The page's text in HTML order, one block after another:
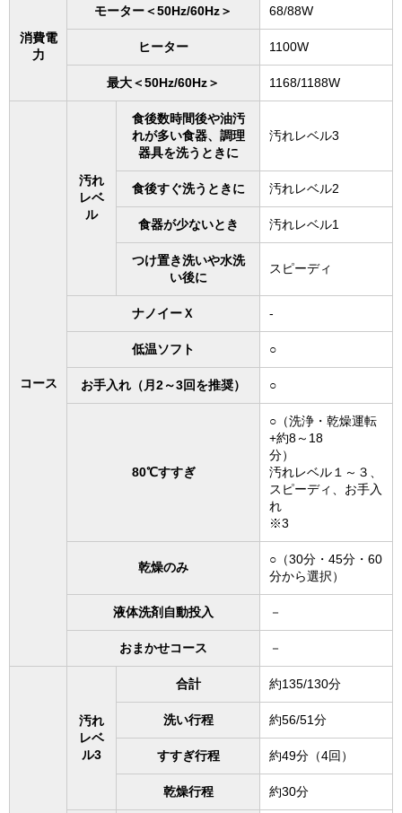
消費電
力
モーター＜50Hz/60Hz＞ 68/88W
ヒーター 1100W
最大＜50Hz/60Hz＞ 1168/1188W
コース
汚れ
レベ
ル
食後数時間後や油汚
れが多い食器、調理
器具を洗うときに
汚れレベル3
食後すぐ洗うときに 汚れレベル2
食器が少ないとき 汚れレベル1
つけ置き洗いや水洗
い後に
スピーディ
ナノイーＸ -
低温ソフト ○
お手入れ（月2～3回を推奨） ○
80℃すすぎ
○（洗浄・乾燥運転
+約8～18
分）
汚れレベル１～３、
スピーディ、お手入
れ
※3
乾燥のみ
○（30分・45分・60
分から選択）
液体洗剤自動投入 －
おまかせコース －
汚れ
レベ
ル3
合計 約135/130分
洗い行程 約56/51分
すすぎ行程 約49分（4回）
乾燥行程 約30分